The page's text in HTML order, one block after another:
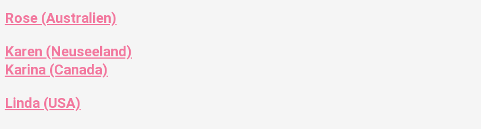
Rose (Australien)
Karen (Neuseeland)
Karina (Canada)
Linda (USA)